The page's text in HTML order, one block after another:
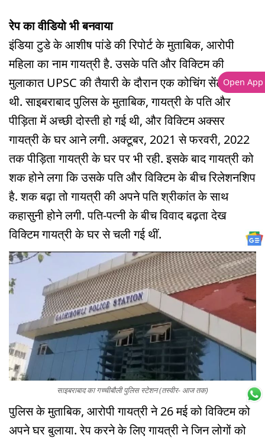
रेप का वीडियो भी बनवाया
इंडिया टुडे के आशीष पांडे की रिपोर्ट के मुताबिक, आरोपी
महिला का नाम गायत्री है. उसके पति और विक्टिम की
मुलाकात UPSC की तैयारी के दौरान एक कोचिंग सेंटर में हुई
थी. साइबराबाद पुलिस के मुताबिक, गायत्री के पति और
पीड़िता में अच्छी दोस्ती हो गई थी, और विक्टिम अक्सर
गायत्री के घर आने लगी. अक्टूबर, 2021 से फरवरी, 2022
तक पीड़िता गायत्री के घर पर भी रही. इसके बाद गायत्री को
शक होने लगा कि उसके पति और विक्टिम के बीच रिलेशनशिप
है. शक बढ़ा तो गायत्री की अपने पति श्रीकांत के साथ
कहासुनी होने लगी. पति-पत्नी के बीच विवाद बढ़ता देख
विक्टिम गायत्री के घर से चली गई थीं.
साइबराबाद का गच्चीबौली पुलिस स्टेशन (तस्वीर- आज तक)
पुलिस के मुताबिक, आरोपी गायत्री ने 26 मई को विक्टिम को
अपने घर बुलाया. रेप करने के लिए गायत्री ने जिन लोगों को
Open App